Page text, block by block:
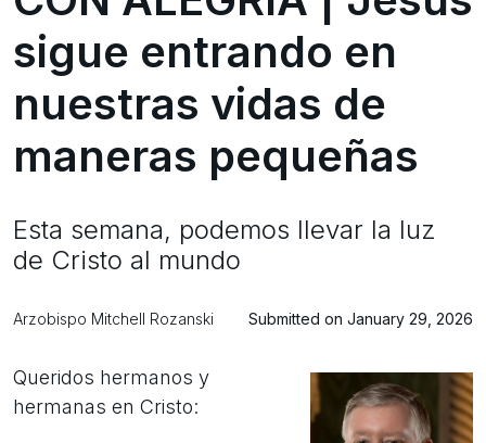
sigue entrando en
nuestras vidas de
maneras pequeñas
Esta semana, podemos llevar la luz
de Cristo al mundo
Arzobispo Mitchell Rozanski Submitted on January 29, 2026
Queridos hermanos y
hermanas en Cristo: